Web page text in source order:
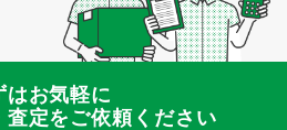
はお気軽に
査定をご依頼ください